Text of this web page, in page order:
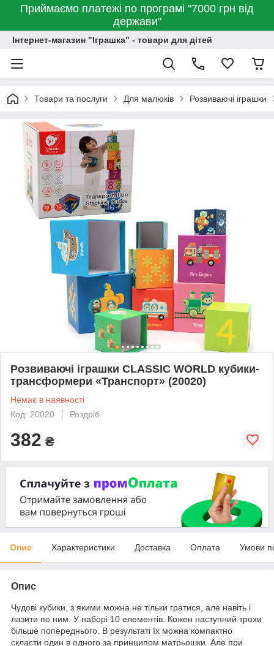
Приймаємо платежі по програмі "7000 грн від
держави"
Інтернет-магазин "Іграшка" - товари для дітей
Товари та послуги Для малюків Розвиваючі іграшки
Розвиваючі іграшки CLASSIC WORLD кубики-
трансформери «Транспорт» (20020)
Немає в наявності
Код: 20020
Роздріб
382 ₴
Опис Характеристики Доставка Оплата Умови
Опис
Чудові кубики, з якими можна не тільки гратися, але навіть і
лазити по ним. У наборі 10 елементів. Кожен наступний трохи
більше попереднього. В результаті їх можна компактно
скласти один в одного за принципом матрьошки. Але при